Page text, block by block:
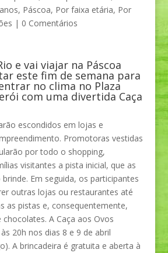
, Páscoa, Por faixa etária, Por
| 0 Comentários
e vai viajar na Páscoa
este fim de semana para
no clima no Plaza
com uma divertida Caça
escondidos em lojas e
Promotoras vestidas
por todo o shopping,
visitantes a pista inicial, que as
Em seguida, os participantes
outras lojas ou restaurantes até
as pistas e, consequentemente,
A Caça aos Ovos
20h nos dias 8 e 9 de abril
A brincadeira é gratuita e aberta à